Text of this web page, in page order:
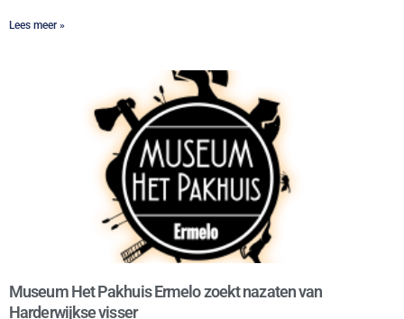
Lees meer »
Museum Het Pakhuis Ermelo zoekt nazaten van
Harderwijkse visser